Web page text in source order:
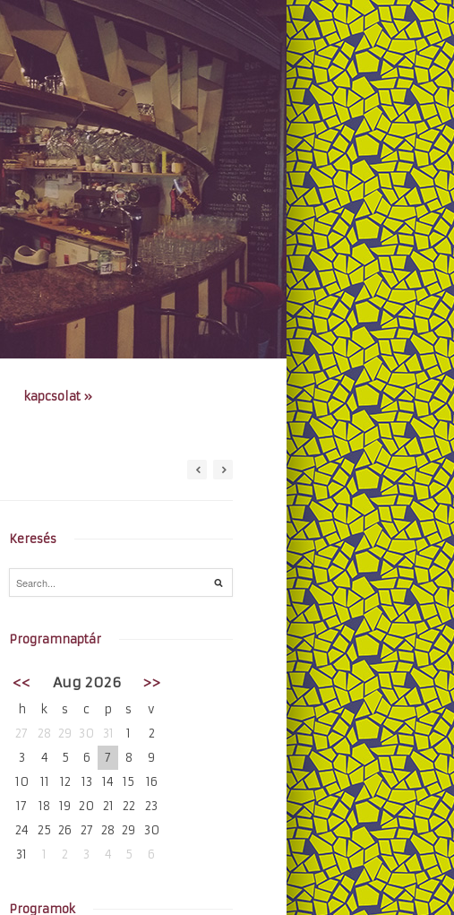
kapcsolat »
Keresés
Programnaptár
<< Aug 2026 >>
h k s c p s
v
27
28 29 30 31 1
2
3
4 5 6 7 8
9
10
11 12 13 14 15
16
17
18 19 20 21 22
23
24
25 26 27 28 29
30
31
1 2 3 4 5 6
Programok